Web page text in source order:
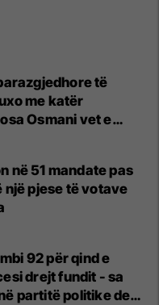
të
me katër
Osmani vet e
në 51 mandate pas
një pjese të votave
92 për qind e
drejt fundit - sa
partitë politike deri